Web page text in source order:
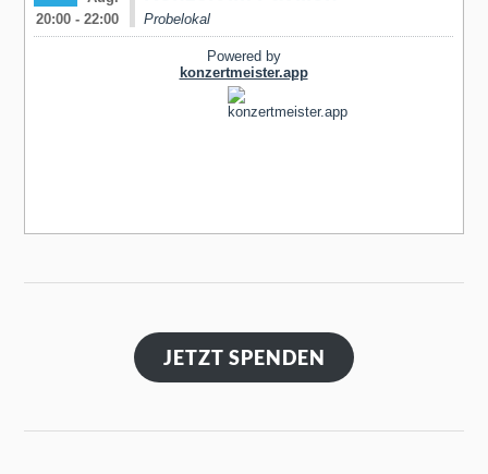
JETZT SPENDEN